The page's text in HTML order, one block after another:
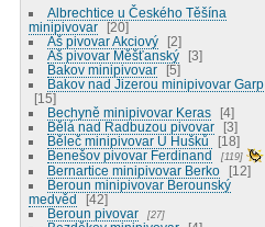
Albrechtice u Českého Těšína
minipivovar
20
Aš pivovar Akciový
2
Aš pivovar Měšťanský
3
Bakov minipivovar
5
Bakov nad Jizerou minipivovar Garp
15
Bechyně minipivovar Keras
4
Bělá nad Radbuzou pivovar
3
Běleč minipivovar U Hušků
18
Benešov pivovar Ferdinand
119
Bernartice minipivovar Berko
12
Beroun minipivovar Berounský
medvěd
42
Beroun pivovar
27